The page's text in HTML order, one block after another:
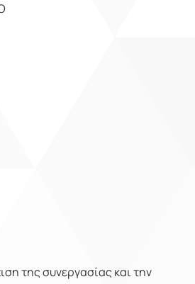
της συνεργασίας και την